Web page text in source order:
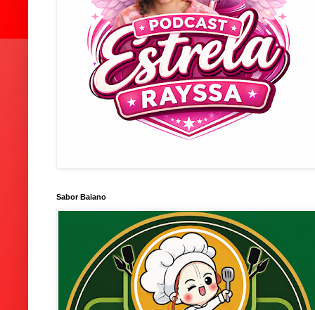
Sabor Baiano